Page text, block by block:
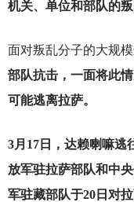
机关、单位和部队的
面对叛乱分子的大规
部队抗击，一面将此
可能逃离拉萨。
3月17日，达赖喇嘛逃
放军驻拉萨部队和中
军驻藏部队于20日对